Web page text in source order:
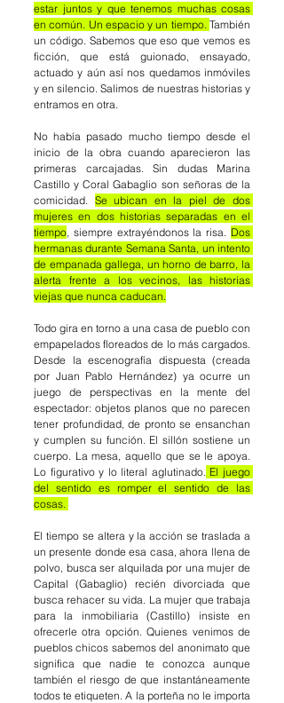
estar juntos y que tenemos muchas cosas
en común. Un espacio y un tiempo. También
un código. Sabemos que eso que vemos es
ficción, que está guionado, ensayado,
actuado y aún así nos quedamos inmóviles
y en silencio. Salimos de nuestras historias y
entramos en otra.
No había pasado mucho tiempo desde el
inicio de la obra cuando aparecieron las
primeras carcajadas. Sin dudas Marina
Castillo y Coral Gabaglio son señoras de la
comicidad. Se ubican en la piel de dos
mujeres en dos historias separadas en el
tiempo , siempre extrayéndonos la risa. Dos
hermanas durante Semana Santa, un intento
de empanada gallega, un horno de barro, la
alerta frente a los vecinos, las historias
viejas que nunca caducan.
Todo gira en torno a una casa de pueblo con
empapelados floreados de lo más cargados.
Desde la escenografía dispuesta (creada
por Juan Pablo Hernández) ya ocurre un
juego de perspectivas en la mente del
espectador: objetos planos que no parecen
tener profundidad, de pronto se ensanchan
y cumplen su función. El sillón sostiene un
cuerpo. La mesa, aquello que se le apoya.
Lo figurativo y lo literal aglutinado. El juego
del sentido es romper el sentido de las
cosas.
El tiempo se altera y la acción se traslada a
un presente donde esa casa, ahora llena de
polvo, busca ser alquilada por una mujer de
Capital (Gabaglio) recién divorciada que
busca rehacer su vida. La mujer que trabaja
para la inmobiliaria (Castillo) insiste en
ofrecerle otra opción. Quienes venimos de
pueblos chicos sabemos del anonimato que
significa que nadie te conozca aunque
también el riesgo de que instantáneamente
todos te etiqueten. A la porteña no le importa